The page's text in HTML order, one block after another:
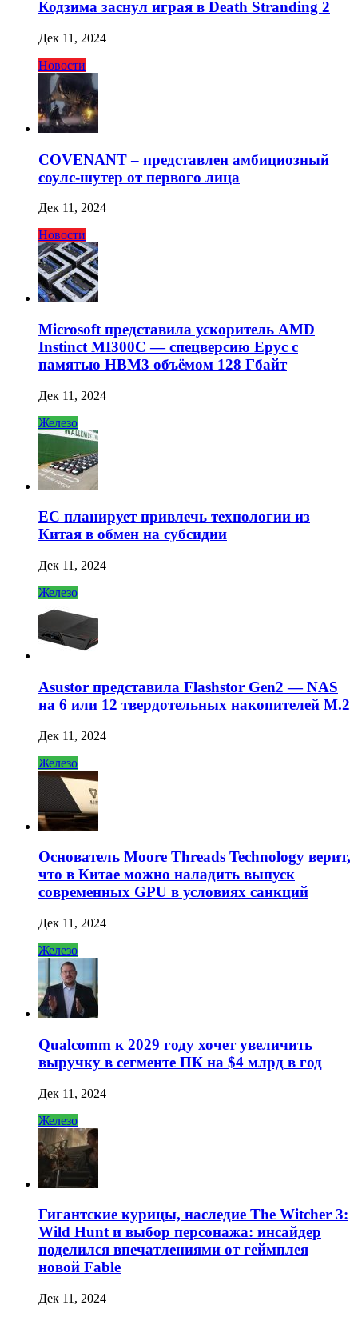
Кодзима заснул играя в Death Stranding 2
Дек 11, 2024
Новости
COVENANT – представлен амбициозный
соулс-шутер от первого лица
Дек 11, 2024
Новости
Microsoft представила ускоритель AMD
Instinct MI300C — спецверсию Epyc с
памятью HBM3 объёмом 128 Гбайт
Дек 11, 2024
Железо
ЕС планирует привлечь технологии из
Китая в обмен на субсидии
Дек 11, 2024
Железо
Asustor представила Flashstor Gen2 — NAS
на 6 или 12 твердотельных накопителей M.2
Дек 11, 2024
Железо
Основатель Moore Threads Technology верит,
что в Китае можно наладить выпуск
современных GPU в условиях санкций
Дек 11, 2024
Железо
Qualcomm к 2029 году хочет увеличить
выручку в сегменте ПК на $4 млрд в год
Дек 11, 2024
Железо
Гигантские курицы, наследие The Witcher 3:
Wild Hunt и выбор персонажа: инсайдер
поделился впечатлениями от геймплея
новой Fable
Дек 11, 2024